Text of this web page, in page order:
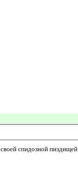
спидозной пиздищей